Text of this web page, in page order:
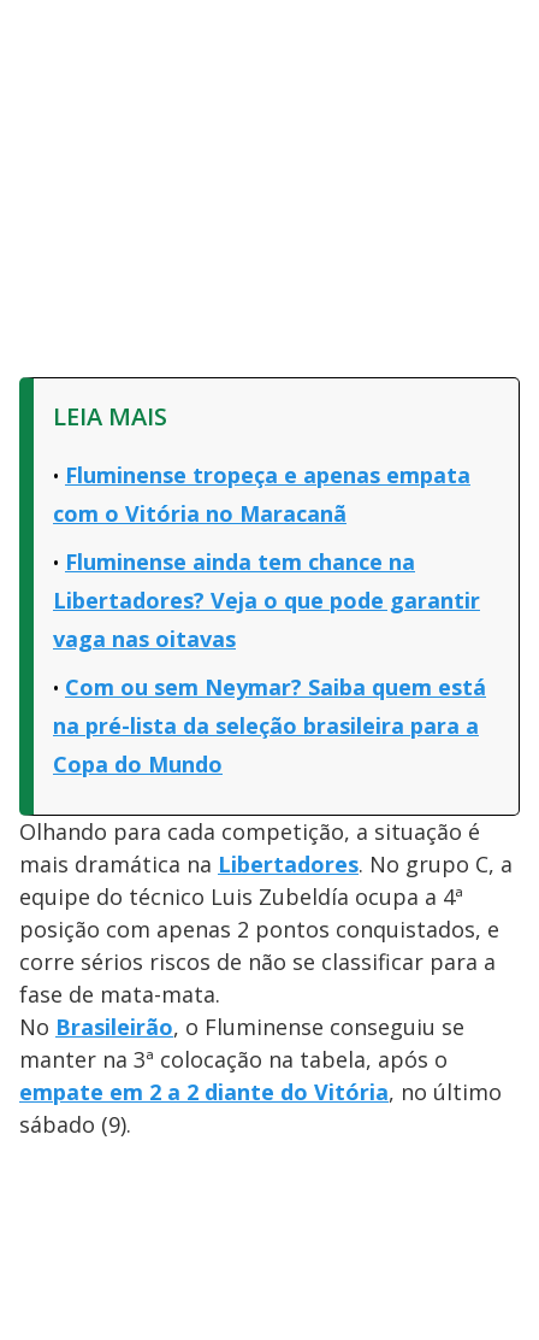
LEIA MAIS
Fluminense tropeça e apenas empata
com o Vitória no Maracanã
Fluminense ainda tem chance na
Libertadores? Veja o que pode garantir
vaga nas oitavas
Com ou sem Neymar? Saiba quem está
na pré-lista da seleção brasileira para a
Copa do Mundo
Olhando para cada competição, a situação é
mais dramática na Libertadores. No grupo C, a
equipe do técnico Luis Zubeldía ocupa a 4ª
posição com apenas 2 pontos conquistados, e
corre sérios riscos de não se classificar para a
fase de mata-mata.
No Brasileirão, o Fluminense conseguiu se
manter na 3ª colocação na tabela, após o
empate em 2 a 2 diante do Vitória, no último
sábado (9).